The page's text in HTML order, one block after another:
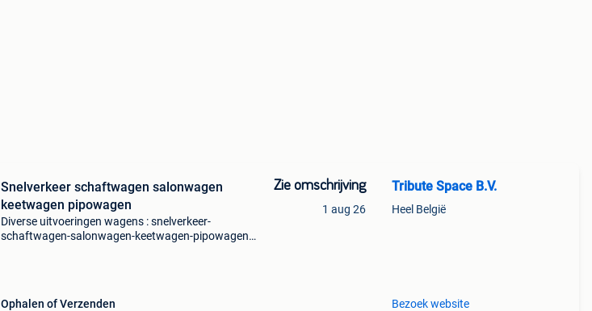
Snelverkeer schaftwagen salonwagen
keetwagen pipowagen
Diverse uitvoeringen wagens : snelverkeer-
schaftwagen-salonwagen-keetwagen-pipowagens
Ophalen of Verzenden
Zie omschrijving
1 aug 26
Tribute Space B.V.
Heel België
Bezoek website